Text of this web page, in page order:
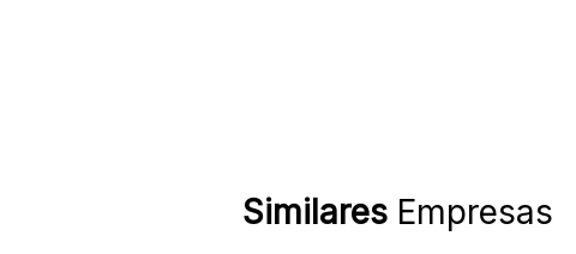
SimilaresEmpresas